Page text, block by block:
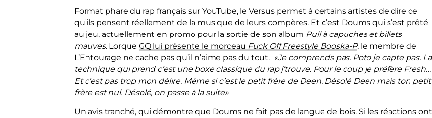
Format phare du rap français sur YouTube, le Versus permet à certains artistes de dire ce
qu’ils pensent réellement de la musique de leurs compères. Et c’est Doums qui s’est prêté
au jeu, actuellement en promo pour la sortie de son album Pull à capuches et billets
mauves. Lorque GQ lui présente le morceau Fuck Off Freestyle Booska-P, le membre de
L’Entourage ne cache pas qu’il n’aime pas du tout. «Je comprends pas. Poto je capte pas. La
technique qui prend c’est une boxe classique du rap j’trouve. Pour le coup je préfère Fresh…
Et c’est pas trop mon délire. Même si c’est le petit frère de Deen. Désolé Deen mais ton petit
frère est nul. Désolé, on passe à la suite»
Un avis tranché, qui démontre que Doums ne fait pas de langue de bois. Si les réactions ont